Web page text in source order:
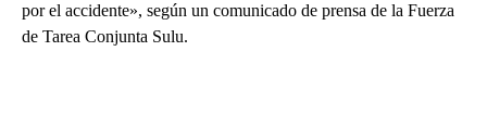
por el accidente», según un comunicado de prensa de la Fuerza
de Tarea Conjunta Sulu.